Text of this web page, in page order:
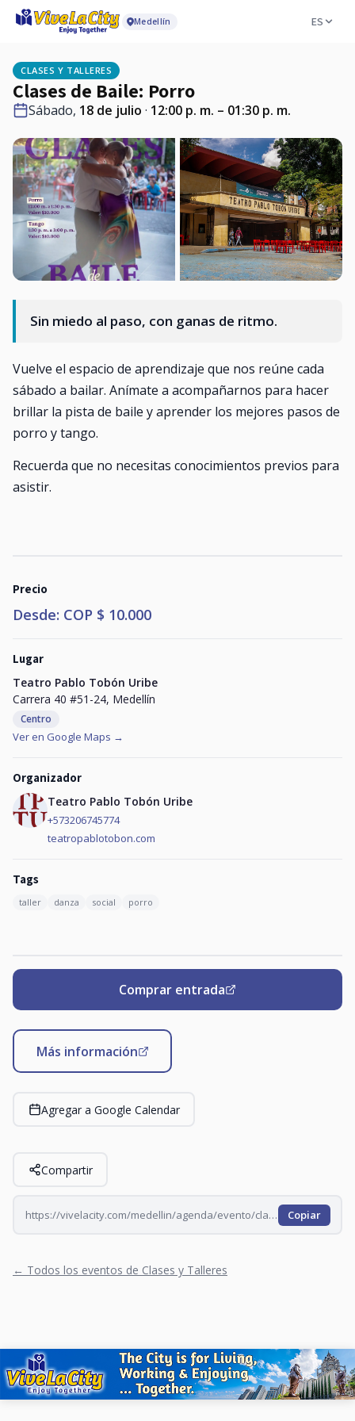
Medellín ES
CLASES Y TALLERES
Clases de Baile: Porro
Sábado, 18 de julio · 12:00 p. m. – 01:30 p. m.
Sin miedo al paso, con ganas de ritmo.
Vuelve el espacio de aprendizaje que nos reúne cada
sábado a bailar. Anímate a acompañarnos para hacer
brillar la pista de baile y aprender los mejores pasos de
porro y tango.
Recuerda que no necesitas conocimientos previos para
asistir.
Precio
Desde: COP $ 10.000
Lugar
Teatro Pablo Tobón Uribe
Carrera 40 #51-24, Medellín
Centro
Ver en Google Maps →
Organizador
Teatro Pablo Tobón Uribe
+573206745774
teatropablotobon.com
Tags
taller danza social porro
Comprar entrada
Más información
Agregar a Google Calendar
Compartir
https://vivelacity.com/medellin/agenda/evento/clases-de-baile-porro-2026-07-18 Copiar
← Todos los eventos de Clases y Talleres